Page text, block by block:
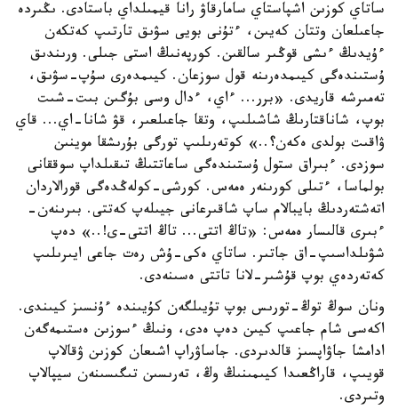
ساتاي كوزىن اشپاستاي سامارقاۋ رانا قيمىلداي باستادى. ىڭىردە
جاعىلعان وتتان كەيىن، ءتۇنى بويى سۋىق تارتىپ كەتكەن
ءۇيدىڭ ءىشى قوڭىر سالقىن. كورپەنىڭ استى جىلى. ورىندىق
ۇستىندەگى كيىمدەرىنە قول سوزعان. كيىمدەرى سۇپ-سۋىق،
تەمىرشە قاريدى. «برر... ءاي، ءدال وسى بۇگىن بىت-شىت
بوپ، شاناقتارىڭ شاشىلىپ، وتقا جاعىلعىر، قۋ شانا-اي... قاي
ۋاقىت بولدى ەكەن؟..» كوتەرىلىپ تورگى بۇرىشقا موينىن
سوزدى. ءبىراق ستول ۇستىندەگى ساعاتتىڭ تىقىلداپ سوققانى
بولماسا، ءتىلى كورىنەر ەمەس. كورشى-كولەڭدەگى قورالاردان
اتەشتەردىڭ بايبالام ساپ شاقىرعانى جيىلەپ كەتتى. بىرىنەن-
ءبىرى قالىسار ەمەس: «تاڭ اتتى... تاڭ اتتى-ى!..» دەپ
شۋىلداسىپ-اق جاتىر. ساتاي ەكى-ۇش رەت جاعى ايىرىلىپ
كەتەردەي بوپ قۇشىر-لانا تاتتى ەسىنەدى.
ونان سوڭ توڭ-تورىس بوپ تۇيىلگەن كۇيىندە ءۇنسىز كيىندى.
اكەسى شام جاعىپ كيىن دەپ ەدى، ونىڭ ءسوزىن ەستىمەگەن
ادامشا جاۋاپسىز قالدىردى. جاساۋراپ اشىعان كوزىن ۋقالاپ
قويىپ، قاراڭعىدا كيىمىنىڭ وڭ، تەرىسىن تىگىسىنەن سيپالاپ
وتىردى.